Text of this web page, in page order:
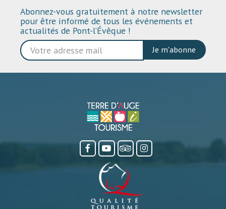
Abonnez-vous gratuitement à notre newsletter
pour être informé de tous les événements et
actualités de Pont-l’Évêque !
Je m'abonne